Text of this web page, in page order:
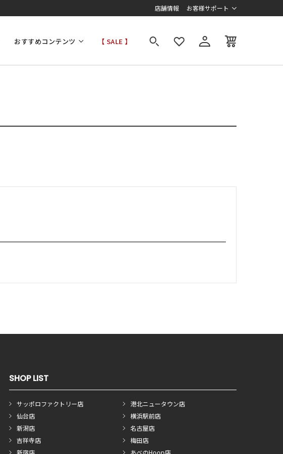
店舗情報 お客様サポート
おすすめコンテンツ 【 SALE 】
SHOP LIST
サッポロファクトリー店
仙台店
新潟店
吉祥寺店
新宿店
港北ニュータウン店
横浜駅前店
名古屋店
梅田店
あべのHoop店